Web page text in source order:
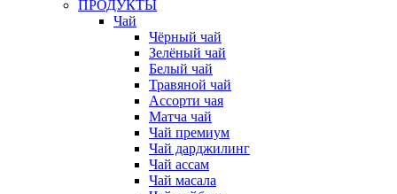
ПРОДУКТЫ
Чай
Чёрный чай
Зелёный чай
Белый чай
Травяной чай
Ассорти чая
Матча чай
Чай премиум
Чай дарджилинг
Чай ассам
Чай масала